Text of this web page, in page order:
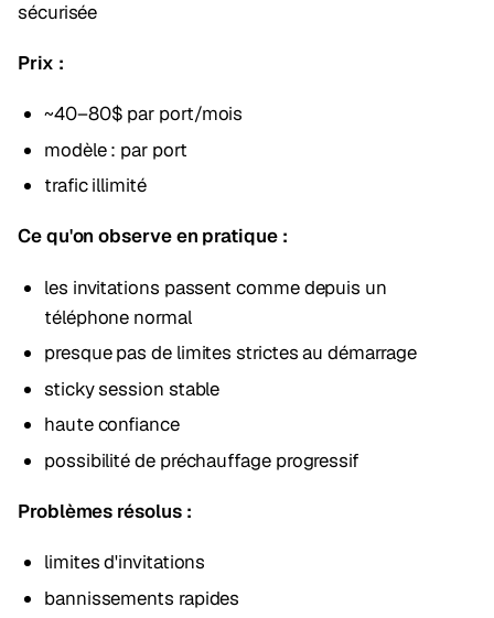
sécurisée
Prix :
~40–80$ par port/mois
modèle : par port
trafic illimité
Ce qu'on observe en pratique :
les invitations passent comme depuis un
téléphone normal
presque pas de limites strictes au démarrage
sticky session stable
haute confiance
possibilité de préchauffage progressif
Problèmes résolus :
limites d'invitations
bannissements rapides